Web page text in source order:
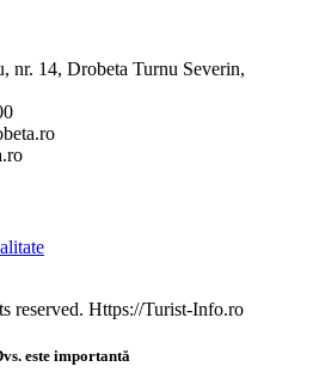
nr. 14, Drobeta Turnu Severin,
reserved. Https://Turist-Info.ro
este importantă